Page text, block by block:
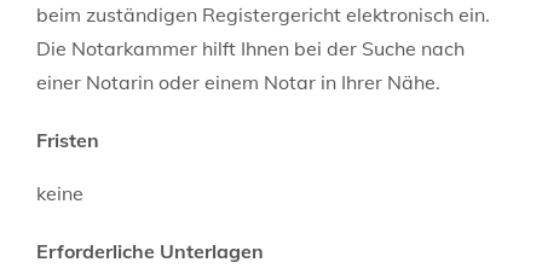
beim zuständigen Registergericht elektronisch ein.
Die Notarkammer hilft Ihnen bei der Suche nach
einer Notarin oder einem Notar in Ihrer Nähe.
Fristen
keine
Erforderliche Unterlagen